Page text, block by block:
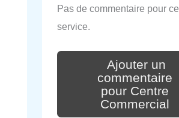
Pas de commentaire pour ce
service.
Ajouter un
commentaire
pour Centre
Commercial